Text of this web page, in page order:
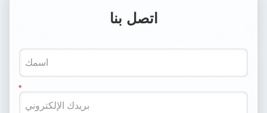
اتصل بنا